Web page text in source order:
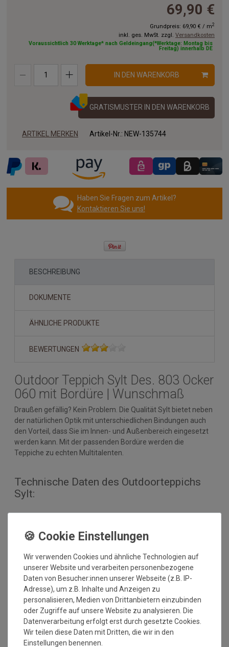
69,90 €
Grundpreis: 69,90 € / m2
inkl. ges. MwSt. zzgl. Versandkosten
Voraussichtlich 30 Werktage* nach Geldeingang(*Werktage: Montag bis
Freitag) innerhalb DE
IN DEN WARENKORB
GRATISMUSTER IN DEN WARENKORB
ARTIKEL MERKEN Artikel-Nr.: NEW-135744
Haben Sie Fragen zum Artikel?
Kontaktieren Sie uns!
BESCHREIBUNG
DOKUMENTE
ÄHNLICHE PRODUKTE
BEWERTUNGEN
Outdoor Teppich Sylt Des. 803 Ocker
060 mit Bordüre | Wunschmaß
Draußen gefällig? Kein Problem. Die Qualität Sylt bietet neben
der natürlichen Optik mit unterschiedlichen Bindungen auch
den Vorteil, dass Sie im Innen- und Außenbereich eingesetzt
werden kann. Mit der passenden Bordüre werden die
Teppiche zu echten Multitalenten.
Technische Daten des Outdoorteppichs
Sylt:
Bordüre: 4 cm breit, Material PP
Herstellung: gewebt
Gesamthöhe: ca. 6 mm
Gesamtgewicht: ca. 1.640 gr./m²
Antistatisch und Fußbodenheizung geeignet
Einsatzbereich: Innen und Außenbereich
Mindestbestellmaß: 50x50 cm
Maximales Bestellmaß: 1000x390 cm
Wir verwenden Cookies und ähnliche Technologien auf
unserer Website und verarbeiten personenbezogene
Daten von Besucher:innen unserer Webseite (z.B. IP-
Adresse), um z.B. Inhalte und Anzeigen zu
personalisieren, Medien von Drittanbietern einzubinden
oder Zugriffe auf unsere Website zu analysieren. Die
Datenverarbeitung erfolgt erst durch gesetzte Cookies.
Wir teilen diese Daten mit Dritten, die wir in den
Einstellungen benennen.